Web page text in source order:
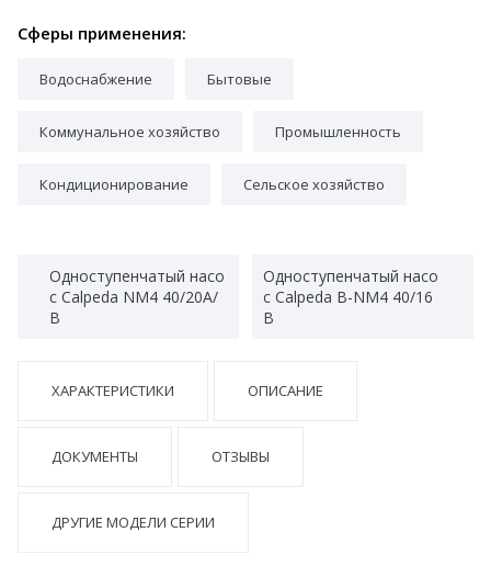
Сферы применения:
Водоснабжение Бытовые
Коммунальное хозяйство Промышленность
Кондиционирование Сельское хозяйство
Одноступенчатый насо
с Calpeda NM4 40/20A/
B
Одноступенчатый насо
с Calpeda B-NM4 40/16
B
ХАРАКТЕРИСТИКИ ОПИСАНИЕ
ДОКУМЕНТЫ ОТЗЫВЫ
ДРУГИЕ МОДЕЛИ СЕРИИ